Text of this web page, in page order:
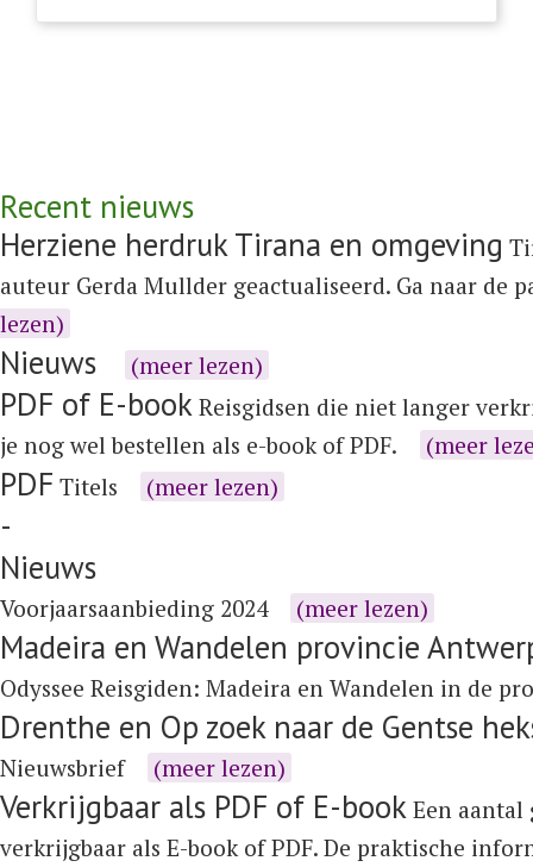
Recent nieuws
Herziene herdruk Tirana en omgeving
auteur Gerda Mullder geactualiseerd. Ga naar de
lezen)
Nieuws (meer lezen)
PDF of E-book Reisgidsen die niet langer
je nog wel bestellen als e-book of PDF.
(meer
PDF Titels (meer lezen)
-
Nieuws
Voorjaarsaanbieding 2024 (meer lezen)
Madeira en Wandelen provincie
Odyssee Reisgiden: Madeira en Wandelen in de
Drenthe en Op zoek naar de Gentse
Nieuwsbrief (meer lezen)
Verkrijgbaar als PDF of E-book Een
verkrijgbaar als E-book of PDF. De praktische